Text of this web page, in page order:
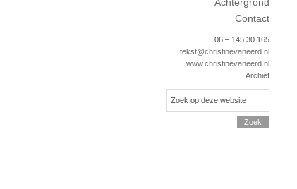
Contact
06 – 145 30 165
tekst@christinevaneerd.nl
www.christinevaneerd.nl
Archief